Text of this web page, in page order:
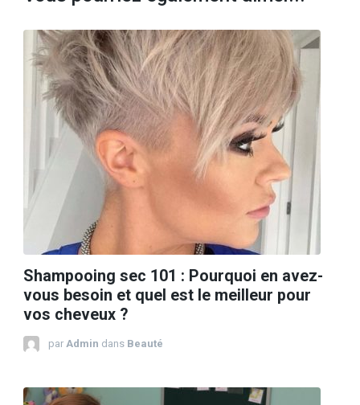
Shampooing sec 101 : Pourquoi en avez-
vous besoin et quel est le meilleur pour
vos cheveux ?
par Admin dans Beauté